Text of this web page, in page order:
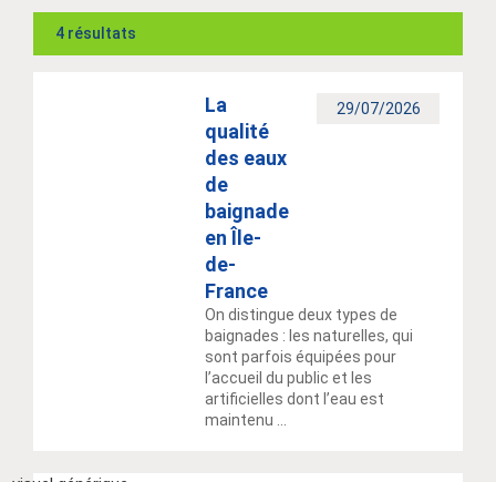
4 résultats
29/07/2026
La
qualité
des eaux
de
baignade
en Île-
de-
France
On distingue deux types de
baignades : les naturelles, qui
sont parfois équipées pour
l’accueil du public et les
artificielles dont l’eau est
maintenu ...